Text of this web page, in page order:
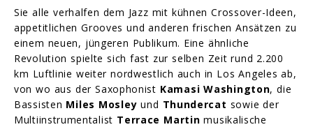
Sie alle verhalfen dem Jazz mit kühnen Crossover-Ideen,
appetitlichen Grooves und anderen frischen Ansätzen zu
einem neuen, jüngeren Publikum. Eine ähnliche
Revolution spielte sich fast zur selben Zeit rund 2.200
km Luftlinie weiter nordwestlich auch in Los Angeles ab,
von wo aus der Saxophonist Kamasi Washington, die
Bassisten Miles Mosley und Thundercat sowie der
Multiinstrumentalist Terrace Martin musikalische